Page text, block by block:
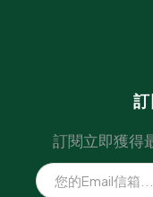
訂閱立即獲得